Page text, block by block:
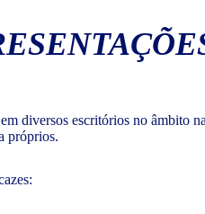
diversos escritórios no âmbito
próprios.